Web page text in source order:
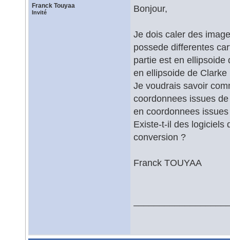
Franck Touyaa
Invité Bonjour,
Je dois caler des
possede differentes
partie est en ellipsoide
en ellipsoide de Clarke
Je voudrais savoir
coordonnees issues
en coordonnees
Existe-t-il des logiciels
conversion ?
Franck TOUYAA